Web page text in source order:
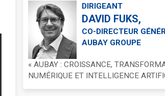
DIRIGEANT
DAVID FUKS,
CO-DIRECTEUR
AUBAY GROUPE
« AUBAY : CROISSANCE,
NUMÉRIQUE ET INTELLIGENCE